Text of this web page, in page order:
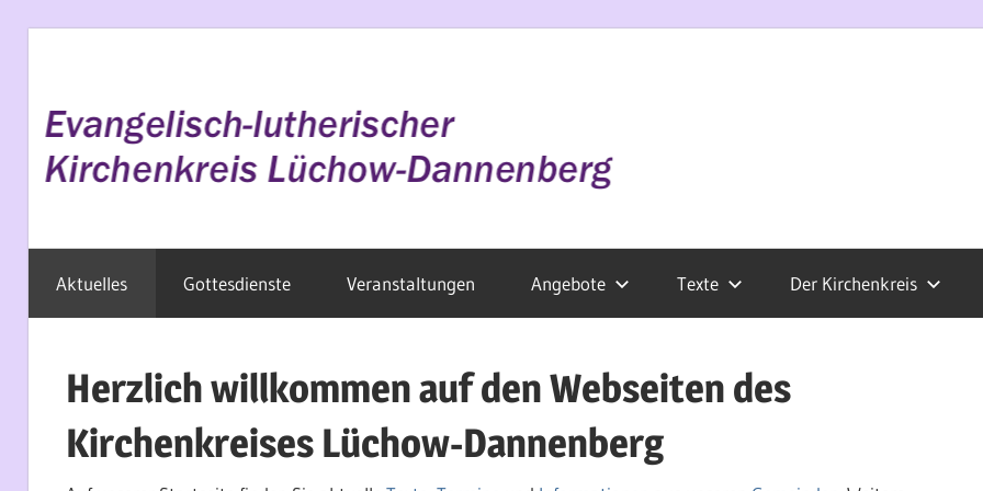
springen
Wendland
Aktuelles Gottesdienste Veranstaltungen Angebote Texte Der Kirchenkreis
Herzlich willkommen auf den Webseiten des
Kirchenkreises Lüchow-Dannenberg